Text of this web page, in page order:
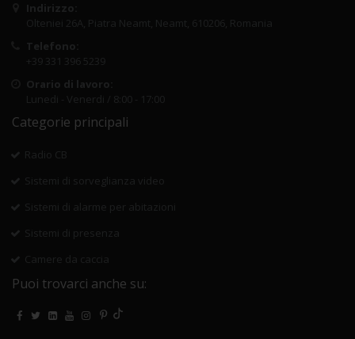
Indirizzo:
Olteniei 26A, Piatra Neamt, Neamt, 610206, Romania
Telefono:
+39 331 396 5239
Orario di lavoro:
Lunedi - Venerdi / 8:00 - 17:00
Categorie principali
Radio CB
Sistemi di sorveglianza video
Sistemi di alarme per abitazioni
Sistemi di presenza
Camere da caccia
Puoi trovarci anche su: